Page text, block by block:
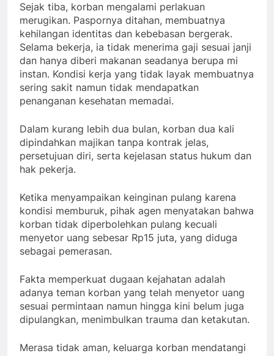
Sejak tiba, korban mengalami perlakuan
merugikan. Paspornya ditahan, membuatnya
kehilangan identitas dan kebebasan bergerak.
Selama bekerja, ia tidak menerima gaji sesuai janji
dan hanya diberi makanan seadanya berupa mi
instan. Kondisi kerja yang tidak layak membuatnya
sering sakit namun tidak mendapatkan
penanganan kesehatan memadai.
Dalam kurang lebih dua bulan, korban dua kali
dipindahkan majikan tanpa kontrak jelas,
persetujuan diri, serta kejelasan status hukum dan
hak pekerja.
Ketika menyampaikan keinginan pulang karena
kondisi memburuk, pihak agen menyatakan bahwa
korban tidak diperbolehkan pulang kecuali
menyetor uang sebesar Rp15 juta, yang diduga
sebagai pemerasan.
Fakta memperkuat dugaan kejahatan adalah
adanya teman korban yang telah menyetor uang
sesuai permintaan namun hingga kini belum juga
dipulangkan, menimbulkan trauma dan ketakutan.
Merasa tidak aman, keluarga korban mendatangi